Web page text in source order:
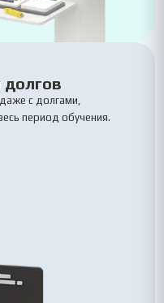
с долгами,
период обучения.